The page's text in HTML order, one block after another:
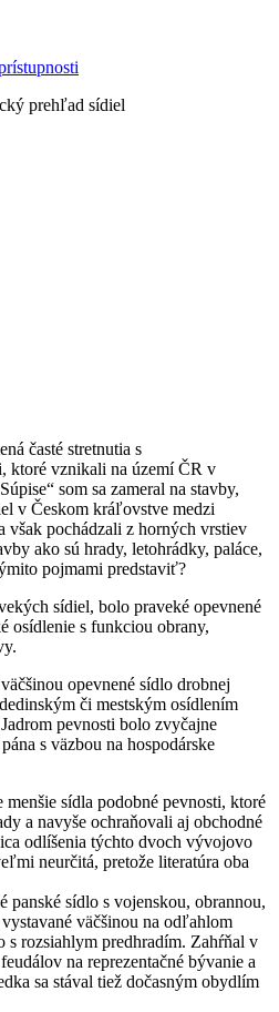
prehľad sídiel
časté stretnutia s
ktoré vznikali na území ČR v
som sa zameral na stavby,
v Českom kráľovstve medzi
však pochádzali z horných vrstiev
ako sú hrady, letohrádky, paláce,
pojmami predstaviť?
sídiel, bolo praveké opevnené
osídlenie s funkciou obrany,
opevnené sídlo drobnej
či mestským osídlením
pevnosti bolo zvyčajne
s väzbou na hospodárske
menšie sídla podobné pevnosti, ktoré
a navyše ochraňovali aj obchodné
odlíšenia týchto dvoch vývojovo
neurčitá, pretože literatúra oba
panské sídlo s vojenskou, obrannou,
väčšinou na odľahlom
s rozsiahlym predhradím. Zahŕňal v
na reprezentačné bývanie a
sa stával tiež dočasným obydlím